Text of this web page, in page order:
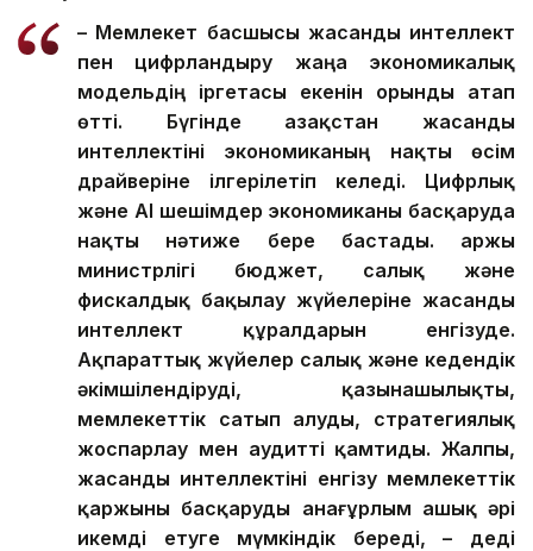
– Мемлекет басшысы жасанды интеллект
пен цифрландыру жаңа экономикалық
модельдің іргетасы екенін орынды атап
өтті. Бүгінде Қазақстан жасанды
интеллектіні экономиканың нақты өсім
драйверіне ілгерілетіп келеді. Цифрлық
және AI шешімдер экономиканы басқаруда
нақты нәтиже бере бастады. Қаржы
министрлігі бюджет, салық және
фискалдық бақылау жүйелеріне жасанды
интеллект құралдарын енгізуде.
Ақпараттық жүйелер салық және кедендік
әкімшілендіруді, қазынашылықты,
мемлекеттік сатып алуды, стратегиялық
жоспарлау мен аудитті қамтиды. Жалпы,
жасанды интеллектіні енгізу мемлекеттік
қаржыны басқаруды анағұрлым ашық әрі
икемді етуге мүмкіндік береді, – деді